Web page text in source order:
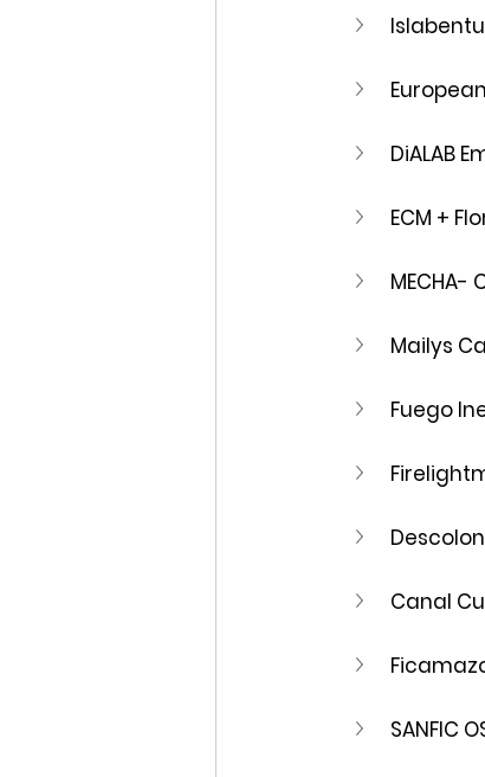
DiALAB
ECM +
MECHA-
Mailys
Fuego
Canal
SANFIC